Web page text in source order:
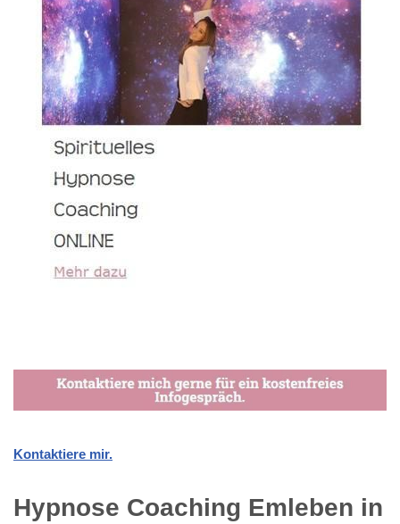
Kontaktiere mir.
Hypnose Coaching Emleben in